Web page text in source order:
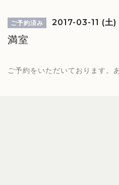
ご予約済み 2017-03-11 (土)
満室
ご予約をいただいております。